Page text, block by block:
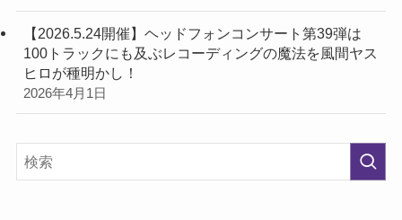
【2026.5.24開催】ヘッドフォンコンサート第39弾は
100トラックにも及ぶレコーディングの魔法を風間ヤス
ヒロが種明かし！
2026年4月1日